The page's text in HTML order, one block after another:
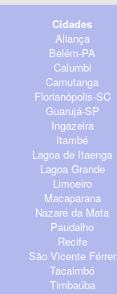
Cidades
Aliança
Belém-PA
Calumbi
Camutanga
Florianópolis-SC
Guarujá-SP
Ingazeira
Itambé
Lagoa de Itaenga
Lagoa Grande
Limoeiro
Macaparana
Nazaré da Mata
Paudalho
Recife
São Vicente Férrer
Tacaimbó
Timbaúba